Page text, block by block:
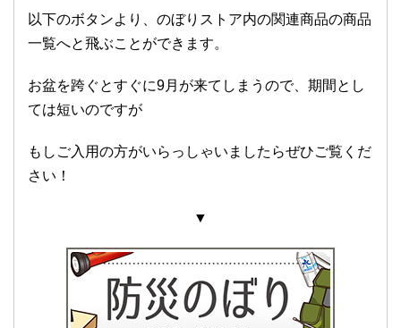
以下のボタンより、のぼりストア内の関連商品の商品
一覧へと飛ぶことができます。
お盆を跨ぐとすぐに9月が来てしまうので、期間とし
ては短いのですが
もしご入用の方がいらっしゃいましたらぜひご覧くだ
さい！
▼